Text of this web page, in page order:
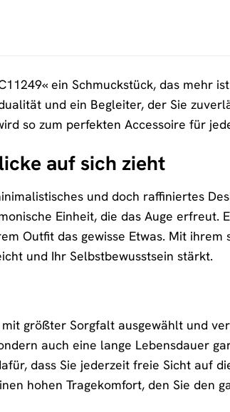
ein Schmuckstück, das mehr
und ein Begleiter, der Sie
so zum perfekten Accessoire für
auf sich zieht
und doch raffiniertes
Einheit, die das Auge erfreut.
Outfit das gewisse Etwas. Mit
und Ihr Selbstbewusstsein stärkt.
größter Sorgfalt ausgewählt und
auch eine lange Lebensdauer
dass Sie jederzeit freie Sicht auf
hohen Tragekomfort, den Sie den